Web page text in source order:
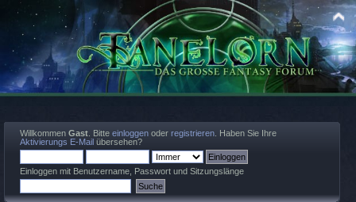
Willkommen Gast . Bitte einloggen oder registrieren . Haben Sie Ihre
Aktivierungs E-Mail übersehen?
Einloggen mit Benutzername, Passwort und Sitzungslänge